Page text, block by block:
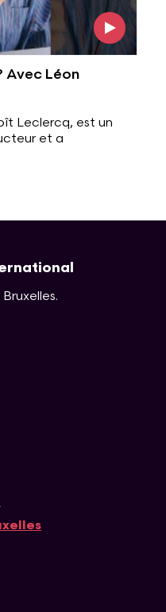
Avec Léon
Leclercq, est un
et a
Bruxelles.